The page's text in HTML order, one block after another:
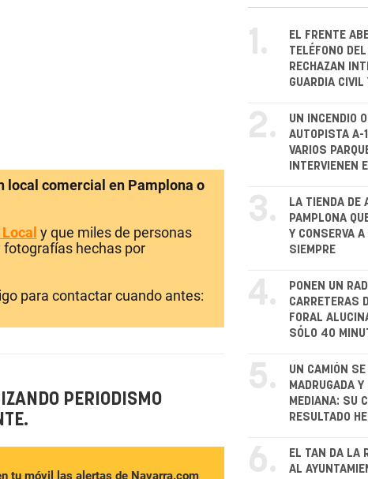
local comercial en Pamplona o
y que miles de personas
hechas por
para contactar cuando antes:
PERIODISMO
tu móvil las alertas de Navarra.com
1.
EL FRENTE
TELÉFONO
RECHAZAN
GUARDIA
2.
UN INCENDIO
AUTOPISTA A-
VARIOS
INTERVIENEN
3.
LA TIENDA DE
PAMPLONA
Y CONSERVA
SIEMPRE
4.
PONEN UN
CARRETERAS
FORAL
SÓLO 40
5.
UN CAMIÓN
MADRUGADA
MEDIANA: SU
RESULTADO
6.
EL TAN DA LA
AL